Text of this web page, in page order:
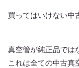
買ってはいけない中
真空管が純正品では
これは全ての中古真